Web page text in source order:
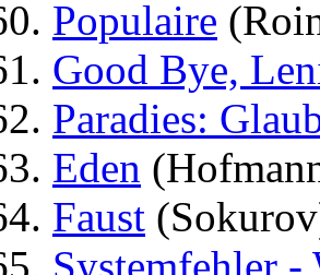
Populaire
Good Bye,
Paradies:
Eden
Faust
Systemfehler -